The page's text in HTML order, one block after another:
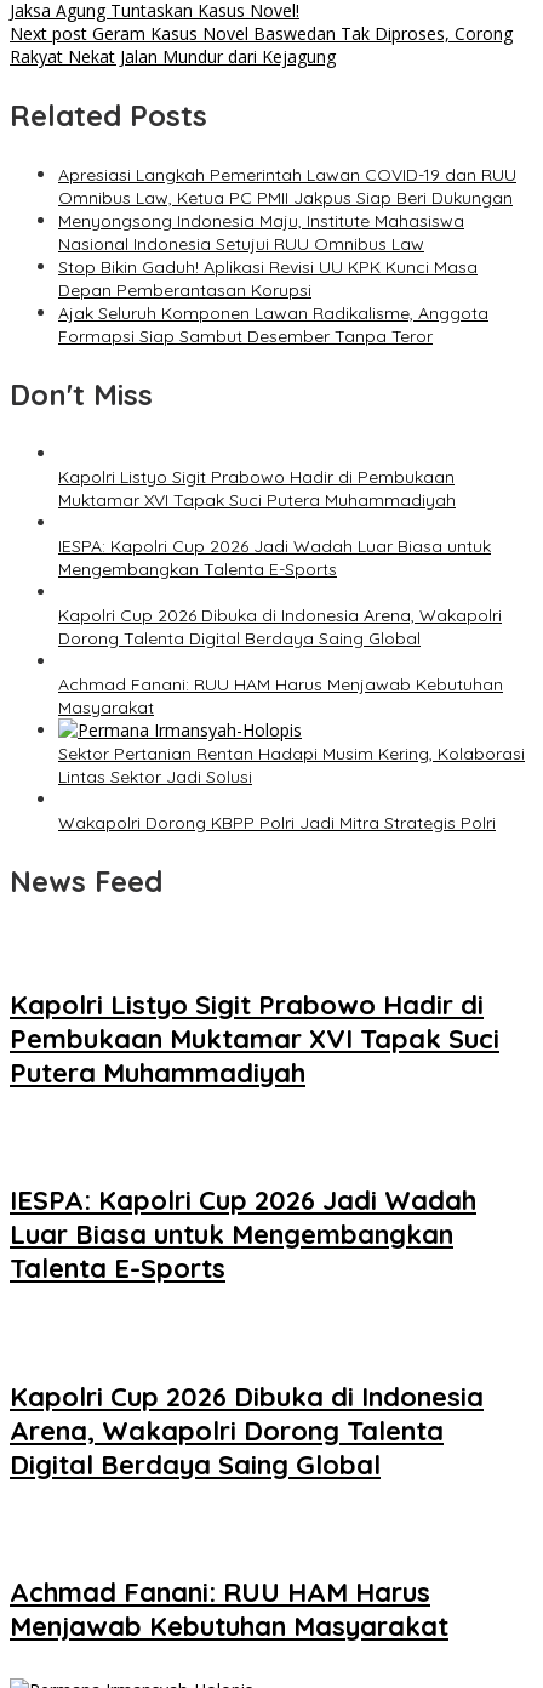
Jaksa Agung Tuntaskan Kasus Novel!
Next post Geram Kasus Novel Baswedan Tak Diproses, Corong
Rakyat Nekat Jalan Mundur dari Kejagung
Related Posts
Apresiasi Langkah Pemerintah Lawan COVID-19 dan RUU
Omnibus Law, Ketua PC PMII Jakpus Siap Beri Dukungan
Menyongsong Indonesia Maju, Institute Mahasiswa
Nasional Indonesia Setujui RUU Omnibus Law
Stop Bikin Gaduh! Aplikasi Revisi UU KPK Kunci Masa
Depan Pemberantasan Korupsi
Ajak Seluruh Komponen Lawan Radikalisme, Anggota
Formapsi Siap Sambut Desember Tanpa Teror
Don't Miss
Kapolri Listyo Sigit Prabowo Hadir di Pembukaan
Muktamar XVI Tapak Suci Putera Muhammadiyah
IESPA: Kapolri Cup 2026 Jadi Wadah Luar Biasa untuk
Mengembangkan Talenta E-Sports
Kapolri Cup 2026 Dibuka di Indonesia Arena, Wakapolri
Dorong Talenta Digital Berdaya Saing Global
Achmad Fanani: RUU HAM Harus Menjawab Kebutuhan
Masyarakat
Sektor Pertanian Rentan Hadapi Musim Kering, Kolaborasi
Lintas Sektor Jadi Solusi
Wakapolri Dorong KBPP Polri Jadi Mitra Strategis Polri
News Feed
Kapolri Listyo Sigit Prabowo Hadir di
Pembukaan Muktamar XVI Tapak Suci
Putera Muhammadiyah
IESPA: Kapolri Cup 2026 Jadi Wadah
Luar Biasa untuk Mengembangkan
Talenta E-Sports
Kapolri Cup 2026 Dibuka di Indonesia
Arena, Wakapolri Dorong Talenta
Digital Berdaya Saing Global
Achmad Fanani: RUU HAM Harus
Menjawab Kebutuhan Masyarakat